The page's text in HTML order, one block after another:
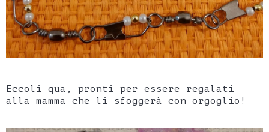
Eccoli qua, pronti per essere regalati
alla mamma che li sfoggerà con orgoglio!